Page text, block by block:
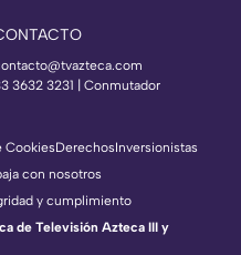
3632 3231 | Conmutador
CookiesDerechosInversionistas
con nosotros
y cumplimiento
de Televisión Azteca III y